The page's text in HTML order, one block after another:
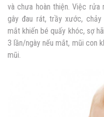
và chưa hoàn thiện. Việc rửa
gây đau rát, trầy xước,
mắt khiến bé quấy khóc, sợ
3 lần/ngày nếu mắt, mũi con
mũi.